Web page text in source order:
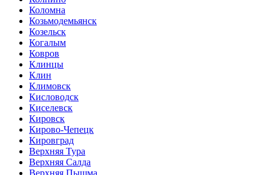
Коломна
Козьмодемьянск
Козельск
Когалым
Ковров
Клинцы
Клин
Климовск
Кисловодск
Киселевск
Кировск
Кирово-Чепецк
Кировград
Верхняя Тура
Верхняя Салда
Верхняя Пышма